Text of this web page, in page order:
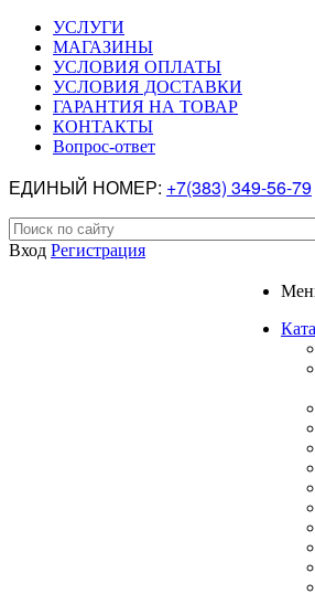
УСЛУГИ
МАГАЗИНЫ
УСЛОВИЯ ОПЛАТЫ
УСЛОВИЯ ДОСТАВКИ
ГАРАНТИЯ НА ТОВАР
КОНТАКТЫ
Вопрос-ответ
ЕДИНЫЙ НОМЕР: +7(383) 349-56-79
Вход Регистрация